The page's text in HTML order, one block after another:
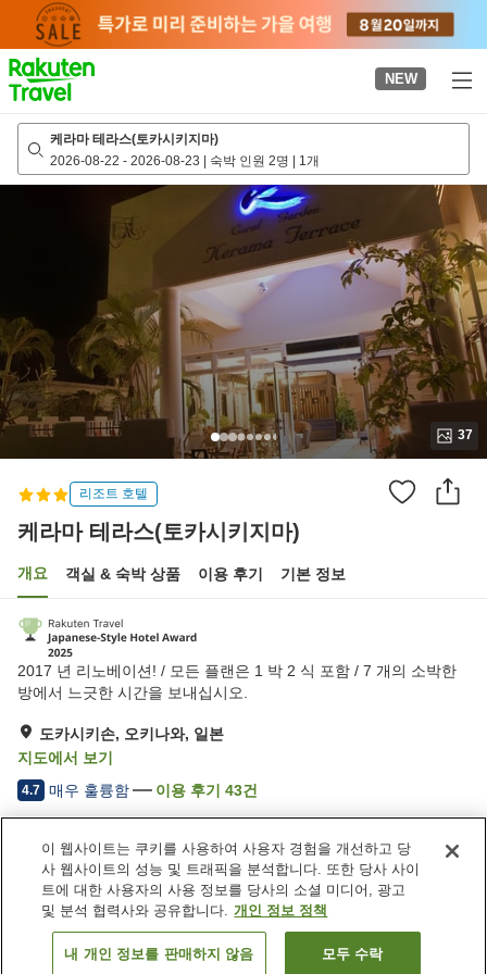
page
NEW
케라마 테라스(토카시키지마)
2026-08-22 - 2026-08-23 | 숙박 인원 2명 | 1개
37
리조트 호텔
케라마 테라스(토카시키지마)
개요 객실 & 숙박 상품 이용 후기 기본 정보
2017 년 리노베이션! / 모든 플랜은 1 박 2 식 포함 / 7 개의 소박한
방에서 느긋한 시간을 보내십시오.
도카시키손, 오키나와, 일본
지도에서 보기
4.7 매우 훌륭함 이용 후기 43건
숙소 편의 시설/서비스
주차장
제트 욕조
레스토랑
세탁 (무료)
일본 오키나와 도카시키손 케라마 테라스(토카시키지마)
객실 보기
이 웹사이트는 쿠키를 사용하여 사용자 경험을 개선하고 당
사 웹사이트의 성능 및 트래픽을 분석합니다. 또한 당사 사이
트에 대한 사용자의 사용 정보를 당사의 소셜 미디어, 광고
및 분석 협력사와 공유합니다. 개인 정보 정책
내 개인 정보를 판매하지 않음 모두 수락